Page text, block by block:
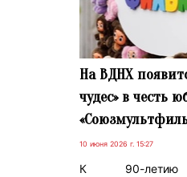
На ВДНХ
чудес» в честь
10 июня 2026 г. 15:27
К 90-летию